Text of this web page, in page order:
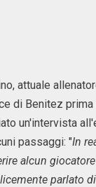
attuale
di Benitez
un'intervista
passaggi: "In
alcun
parlato